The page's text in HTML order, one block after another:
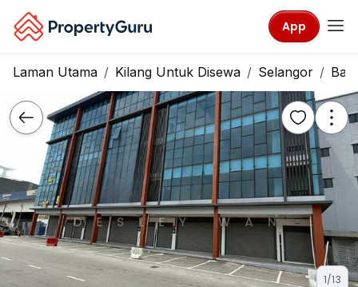
App
Laman Utama Kilang Untuk Disewa Selangor
1/13